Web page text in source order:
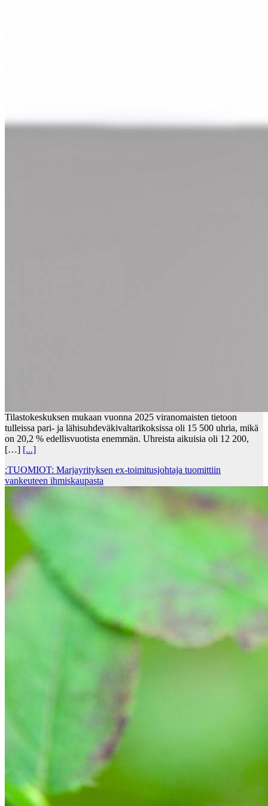
Tilastokeskuksen mukaan vuonna 2025 viranomaisten tietoon
tulleissa pari- ja lähisuhdeväkivaltarikoksissa oli 15 500 uhria, mikä
on 20,2 % edellisvuotista enemmän. Uhreista aikuisia oli 12 200,
[…] [...]
:TUOMIOT: Marjayrityksen ex-toimitusjohtaja tuomittiin
vankeuteen ihmiskaupasta